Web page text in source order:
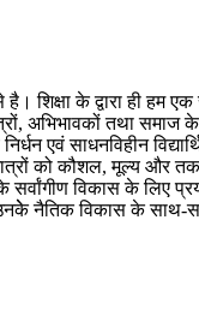
के द्वारा ही हम
अभिभावकों तथा
एवं साधनविहीन
को कौशल, मूल्य और
विकास के लिए
नैतिक विकास के